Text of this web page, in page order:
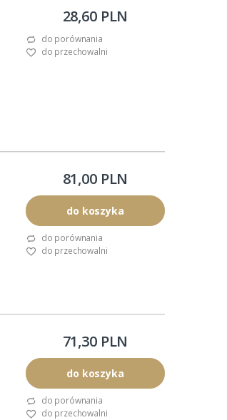
28,60 PLN
do porównania
do przechowalni
81,00 PLN
do koszyka
do porównania
do przechowalni
71,30 PLN
do koszyka
do porównania
do przechowalni